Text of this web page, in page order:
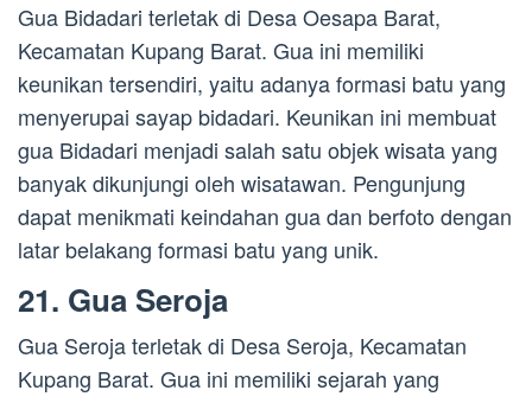
Gua Bidadari terletak di Desa Oesapa Barat,
Kecamatan Kupang Barat. Gua ini memiliki
keunikan tersendiri, yaitu adanya formasi batu yang
menyerupai sayap bidadari. Keunikan ini membuat
gua Bidadari menjadi salah satu objek wisata yang
banyak dikunjungi oleh wisatawan. Pengunjung
dapat menikmati keindahan gua dan berfoto dengan
latar belakang formasi batu yang unik.
21. Gua Seroja
Gua Seroja terletak di Desa Seroja, Kecamatan
Kupang Barat. Gua ini memiliki sejarah yang